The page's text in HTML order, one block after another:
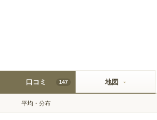
口コミ 147
平均・分布
地図